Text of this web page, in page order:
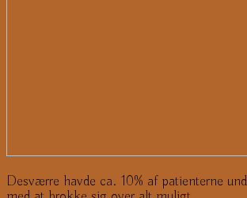
Desværre havde ca. 10% af patienterne